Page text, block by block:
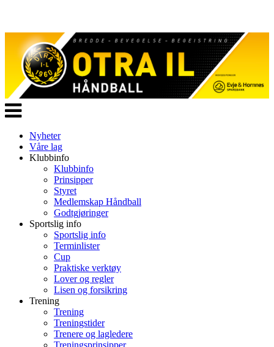
Veksle
navigasjon
Nyheter
Våre lag
Klubbinfo
Klubbinfo
Prinsipper
Styret
Medlemskap Håndball
Godtgjøringer
Sportslig info
Sportslig info
Terminlister
Cup
Praktiske verktøy
Lover og regler
Lisen og forsikring
Trening
Trening
Treningstider
Trenere og lagledere
Treningsprinsipper